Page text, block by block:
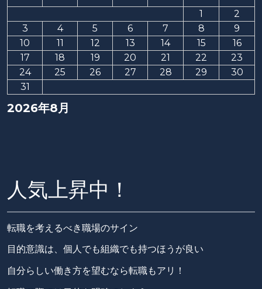
2026年8月
1
2
3
4 5 6 7 8
9
10
11 12 13 14 15
16
17
18 19 20 21 22
23
24
25 26 27 28 29
30
31
人気上昇中！
転職を考えるべき職場のサイン
目的意識は、個人でも組織でも持つほうが良い
自分らしい働き方を望むなら転職もアリ！